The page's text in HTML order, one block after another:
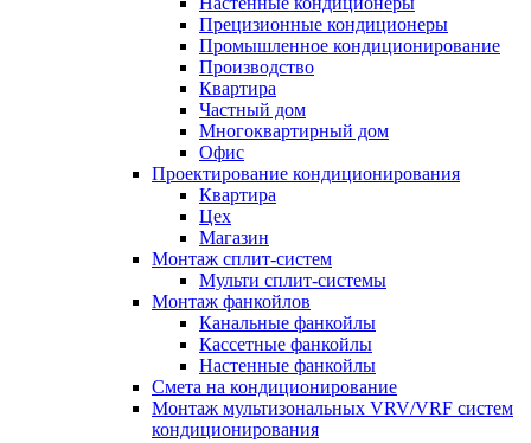
Прецизионные кондиционеры
Промышленное кондиционирование
Производство
Квартира
Частный дом
Многоквартирный дом
Офис
Проектирование кондиционирования
Квартира
Цех
Магазин
Монтаж сплит-систем
Мульти сплит-системы
Монтаж фанкойлов
Канальные фанкойлы
Кассетные фанкойлы
Настенные фанкойлы
Смета на кондиционирование
Монтаж мультизональных VRV/VRF систем
кондиционирования